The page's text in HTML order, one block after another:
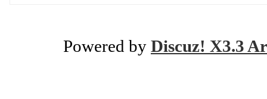
Powered by Discuz! X3.3